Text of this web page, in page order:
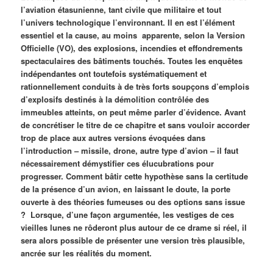
l’aviation étasunienne, tant civile que militaire et tout
l’univers technologique l’environnant. Il en est l’élément
essentiel et la cause, au moins apparente, selon la Version
Officielle (VO), des explosions, incendies et effondrements
spectaculaires des bâtiments touchés. Toutes les enquêtes
indépendantes ont toutefois systématiquement et
rationnellement conduits à de très forts soupçons d’emplois
d’explosifs destinés à la démolition contrôlée des
immeubles atteints, on peut même parler d’évidence. Avant
de concrétiser le titre de ce chapitre et sans vouloir accorder
trop de place aux autres versions évoquées dans
l’introduction – missile, drone, autre type d’avion – il faut
nécessairement démystifier ces élucubrations pour
progresser. Comment bâtir cette hypothèse sans la certitude
de la présence d’un avion, en laissant le doute, la porte
ouverte à des théories fumeuses ou des options sans issue
? Lorsque, d’une façon argumentée, les vestiges de ces
vieilles lunes ne rôderont plus autour de ce drame si réel, il
sera alors possible de présenter une version très plausible,
ancrée sur les réalités du moment.